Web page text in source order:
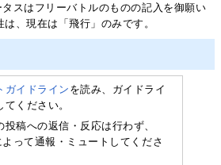
スはフリーバトルのものの記入を御願い
、現在は「飛行」のみです。
ガイドライン を読み、ガイドライ
ください。
稿への返信・反応は行わず、
って通報・ミュートしてくださ